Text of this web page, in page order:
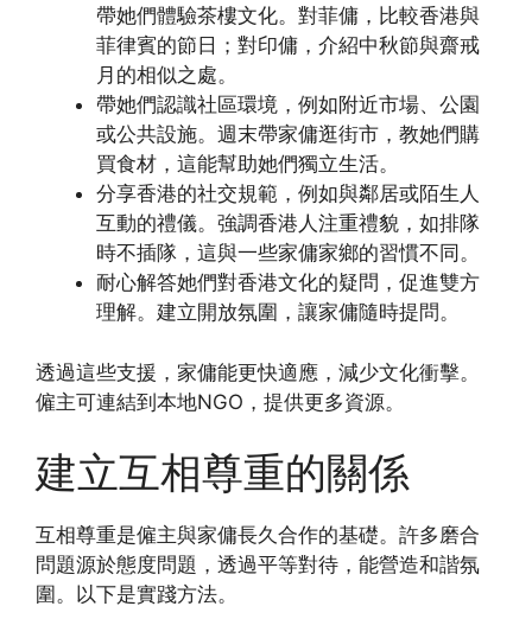
帶她們體驗茶樓文化。對菲傭，比較香港與
菲律賓的節日；對印傭，介紹中秋節與齋戒
月的相似之處。
帶她們認識社區環境，例如附近市場、公園
或公共設施。週末帶家傭逛街市，教她們購
買食材，這能幫助她們獨立生活。
分享香港的社交規範，例如與鄰居或陌生人
互動的禮儀。強調香港人注重禮貌，如排隊
時不插隊，這與一些家傭家鄉的習慣不同。
耐心解答她們對香港文化的疑問，促進雙方
理解。建立開放氛圍，讓家傭隨時提問。
透過這些支援，家傭能更快適應，減少文化衝擊。
僱主可連結到本地NGO，提供更多資源。
建立互相尊重的關係
互相尊重是僱主與家傭長久合作的基礎。許多磨合
問題源於態度問題，透過平等對待，能營造和諧氛
圍。以下是實踐方法。